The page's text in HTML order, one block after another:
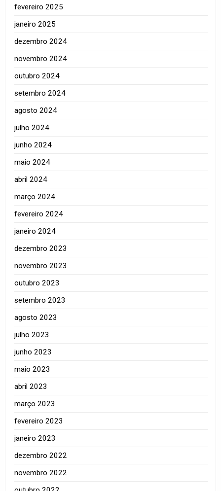
fevereiro 2025
janeiro 2025
dezembro 2024
novembro 2024
outubro 2024
setembro 2024
agosto 2024
julho 2024
junho 2024
maio 2024
abril 2024
março 2024
fevereiro 2024
janeiro 2024
dezembro 2023
novembro 2023
outubro 2023
setembro 2023
agosto 2023
julho 2023
junho 2023
maio 2023
abril 2023
março 2023
fevereiro 2023
janeiro 2023
dezembro 2022
novembro 2022